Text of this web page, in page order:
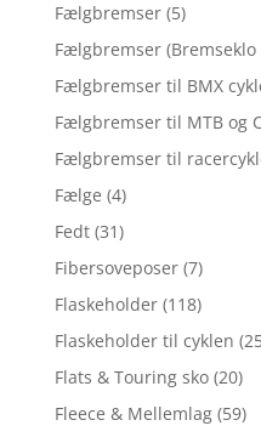
Fælgbremser (5)
Fælgbremser (Bremseklo
Fælgbremser til BMX
Fælgbremser til MTB og
Fælgbremser til
Fælge (4)
Fedt (31)
Fibersoveposer (7)
Flaskeholder (118)
Flaskeholder til cyklen
Flats & Touring sko (20)
Fleece & Mellemlag (59)